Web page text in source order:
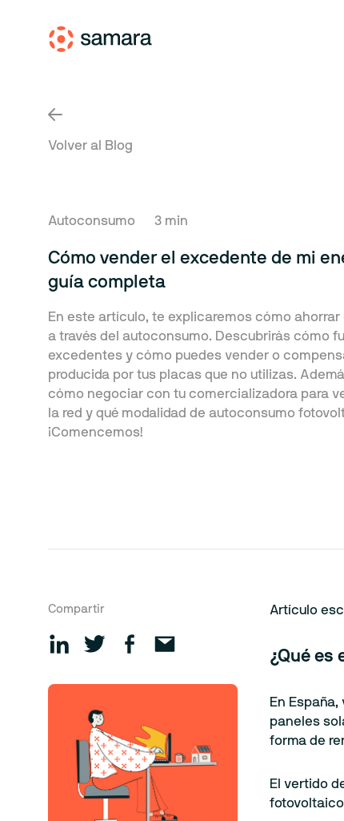
Volver al Blog
Autoconsumo 3 min
Cómo vender el excedente de mi
guía completa
En este artículo, te explicaremos cómo ahorrar
a través del autoconsumo. Descubrirás cómo
excedentes y cómo puedes vender o
producida por tus placas que no utilizas.
cómo negociar con tu comercializadora para
la red y qué modalidad de autoconsumo
¡Comencemos!
Compartir Artículo
¿Qué es
En
paneles
forma de
El vertido